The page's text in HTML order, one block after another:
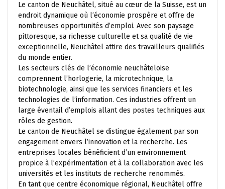
Le canton de Neuchâtel, situé au cœur de la Suisse, est un
endroit dynamique où l’économie prospère et offre de
nombreuses opportunités d’emploi. Avec son paysage
pittoresque, sa richesse culturelle et sa qualité de vie
exceptionnelle, Neuchâtel attire des travailleurs qualifiés
du monde entier.
Les secteurs clés de l’économie neuchâteloise
comprennent l’horlogerie, la microtechnique, la
biotechnologie, ainsi que les services financiers et les
technologies de l’information. Ces industries offrent un
large éventail d’emplois allant des postes techniques aux
rôles de gestion.
Le canton de Neuchâtel se distingue également par son
engagement envers l’innovation et la recherche. Les
entreprises locales bénéficient d’un environnement
propice à l’expérimentation et à la collaboration avec les
universités et les instituts de recherche renommés.
En tant que centre économique régional, Neuchâtel offre